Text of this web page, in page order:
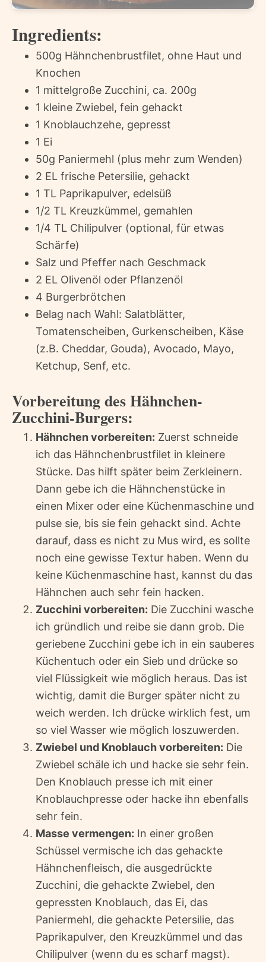
Ingredients:
500g Hähnchenbrustfilet, ohne Haut und
Knochen
1 mittelgroße Zucchini, ca. 200g
1 kleine Zwiebel, fein gehackt
1 Knoblauchzehe, gepresst
1 Ei
50g Paniermehl (plus mehr zum Wenden)
2 EL frische Petersilie, gehackt
1 TL Paprikapulver, edelsüß
1/2 TL Kreuzkümmel, gemahlen
1/4 TL Chilipulver (optional, für etwas
Schärfe)
Salz und Pfeffer nach Geschmack
2 EL Olivenöl oder Pflanzenöl
4 Burgerbrötchen
Belag nach Wahl: Salatblätter,
Tomatenscheiben, Gurkenscheiben, Käse
(z.B. Cheddar, Gouda), Avocado, Mayo,
Ketchup, Senf, etc.
Vorbereitung des Hähnchen-
Zucchini-Burgers:
Hähnchen vorbereiten: Zuerst schneide
ich das Hähnchenbrustfilet in kleinere
Stücke. Das hilft später beim Zerkleinern.
Dann gebe ich die Hähnchenstücke in
einen Mixer oder eine Küchenmaschine und
pulse sie, bis sie fein gehackt sind. Achte
darauf, dass es nicht zu Mus wird, es sollte
noch eine gewisse Textur haben. Wenn du
keine Küchenmaschine hast, kannst du das
Hähnchen auch sehr fein hacken.
Zucchini vorbereiten: Die Zucchini wasche
ich gründlich und reibe sie dann grob. Die
geriebene Zucchini gebe ich in ein sauberes
Küchentuch oder ein Sieb und drücke so
viel Flüssigkeit wie möglich heraus. Das ist
wichtig, damit die Burger später nicht zu
weich werden. Ich drücke wirklich fest, um
so viel Wasser wie möglich loszuwerden.
Zwiebel und Knoblauch vorbereiten: Die
Zwiebel schäle ich und hacke sie sehr fein.
Den Knoblauch presse ich mit einer
Knoblauchpresse oder hacke ihn ebenfalls
sehr fein.
Masse vermengen: In einer großen
Schüssel vermische ich das gehackte
Hähnchenfleisch, die ausgedrückte
Zucchini, die gehackte Zwiebel, den
gepressten Knoblauch, das Ei, das
Paniermehl, die gehackte Petersilie, das
Paprikapulver, den Kreuzkümmel und das
Chilipulver (wenn du es scharf magst).